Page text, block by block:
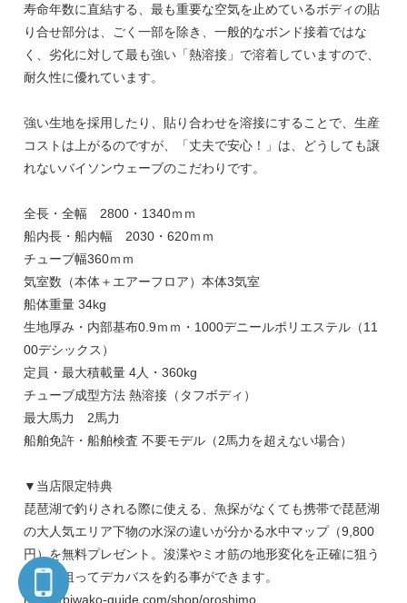
寿命年数に直結する、最も重要な空気を止めているボディの貼
り合せ部分は、ごく一部を除き、一般的なボンド接着ではな
く、劣化に対して最も強い「熱溶接」で溶着していますので、
耐久性に優れています。
強い生地を採用したり、貼り合わせを溶接にすることで、生産
コストは上がるのですが、「丈夫で安心！」は、どうしても譲
れないバイソンウェーブのこだわりです。
全長・全幅 2800・1340ｍｍ
船内長・船内幅 2030・620ｍｍ
チューブ幅360ｍｍ
気室数（本体＋エアーフロア）本体3気室
船体重量 34kg
生地厚み・内部基布0.9ｍｍ・1000デニールポリエステル（11
00デシックス）
定員・最大積載量 4人・360kg
チューブ成型方法 熱溶接（タフボディ）
最大馬力 2馬力
船舶免許・船舶検査 不要モデル（2馬力を超えない場合）
▼当店限定特典
琵琶湖で釣りされる際に使える、魚探がなくても携帯で琵琶湖
の大人気エリア下物の水深の違いが分かる水中マップ（9,800
円）を無料プレゼント。浚渫やミオ筋の地形変化を正確に狙う
事で、狙ってデカバスを釣る事ができます。
https://biwako-guide.com/shop/oroshimo